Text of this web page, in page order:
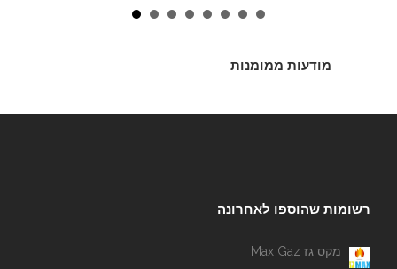
מודעות ממומנות
רשומות שהוספו לאחרונה
מקס גז Max Gaz